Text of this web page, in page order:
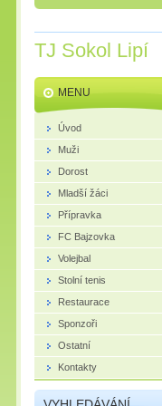
TJ Sokol Lipí
MENU
Úvod
Muži
Dorost
Mladší žáci
Přípravka
FC Bajzovka
Volejbal
Stolní tenis
Restaurace
Sponzoři
Ostatní
Kontakty